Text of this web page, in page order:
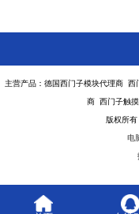
主营产品：德国西门子模块代理商
商 西门子触
版权所
电